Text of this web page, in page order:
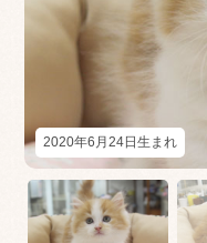
2020年6月24日生まれ